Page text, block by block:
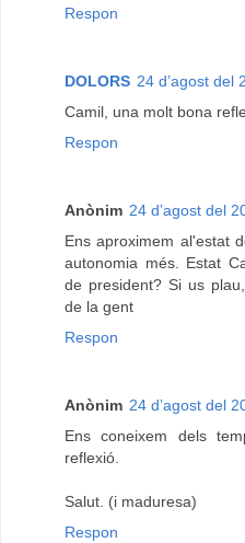
Respon
DOLORS 24 d’agost del
Camil, una molt bona
Respon
Anònim 24 d’agost del
Ens aproximem al'estat
autonomia més. Estat
de president? Si us
de la gent
Respon
Anònim 24 d’agost del
Ens coneixem dels
reflexió.
Salut. (i maduresa)
Respon